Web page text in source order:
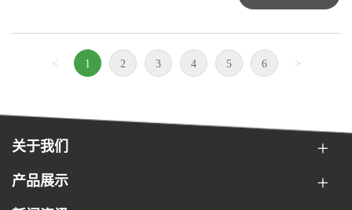
< 1 2 3 4 5 6 >
关于我们
产品展示